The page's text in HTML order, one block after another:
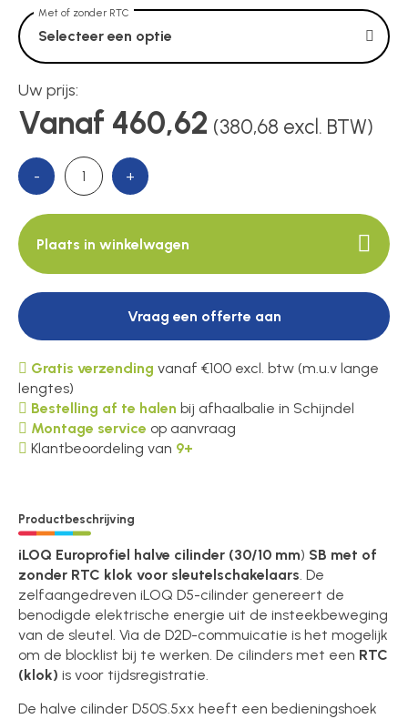
Voedingen
Contact
Met of zonder RTC
Selecteer een optie
Uw prijs:
Vanaf 460,62 (380,68 excl. BTW)
- +
Plaats in winkelwagen
Vraag een offerte aan
Gratis verzending vanaf €100 excl. btw (m.u.v lange
lengtes)
Bestelling af te halen bij afhaalbalie in Schijndel
Montage service op aanvraag
Klantbeoordeling van 9+
Productbeschrijving
iLOQ Europrofiel halve cilinder (30/10 mm) SB met of
zonder RTC klok voor sleutelschakelaars. De
zelfaangedreven iLOQ D5-cilinder genereert de
benodigde elektrische energie uit de insteekbeweging
van de sleutel. Via de D2D-commuicatie is het mogelijk
om de blocklist bij te werken. De cilinders met een RTC
(klok) is voor tijdsregistratie.
De halve cilinder D50S.5xx heeft een bedieningshoek